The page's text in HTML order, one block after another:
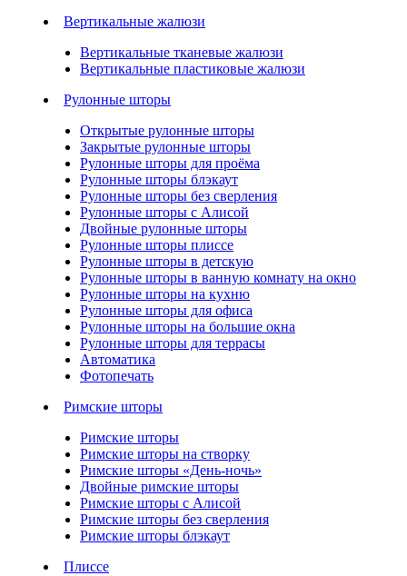
Вертикальные жалюзи
Вертикальные тканевые жалюзи
Вертикальные пластиковые жалюзи
Рулонные шторы
Открытые рулонные шторы
Закрытые рулонные шторы
Рулонные шторы для проёма
Рулонные шторы блэкаут
Рулонные шторы без сверления
Рулонные шторы с Алисой
Двойные рулонные шторы
Рулонные шторы плиссе
Рулонные шторы в детскую
Рулонные шторы в ванную комнату на окно
Рулонные шторы на кухню
Рулонные шторы для офиса
Рулонные шторы на большие окна
Рулонные шторы для террасы
Автоматика
Фотопечать
Римские шторы
Римские шторы
Римские шторы на створку
Римские шторы «День-ночь»
Двойные римские шторы
Римские шторы с Алисой
Римские шторы без сверления
Римские шторы блэкаут
Плиссе